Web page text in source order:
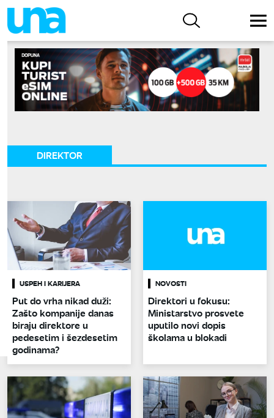
DIREKTOR
USPEH I KARIJERA
Put do vrha nikad duži:
Zašto kompanije danas
biraju direktore u
pedesetim i šezdesetim
godinama?
NOVOSTI
Direktori u fokusu:
Ministarstvo prosvete
uputilo novi dopis
školama u blokadi